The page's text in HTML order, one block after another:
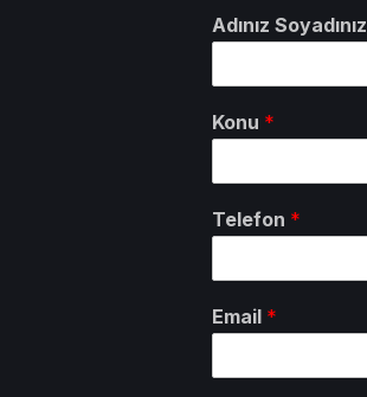
Adınız Soyadınız
Konu *
Telefon *
Email *